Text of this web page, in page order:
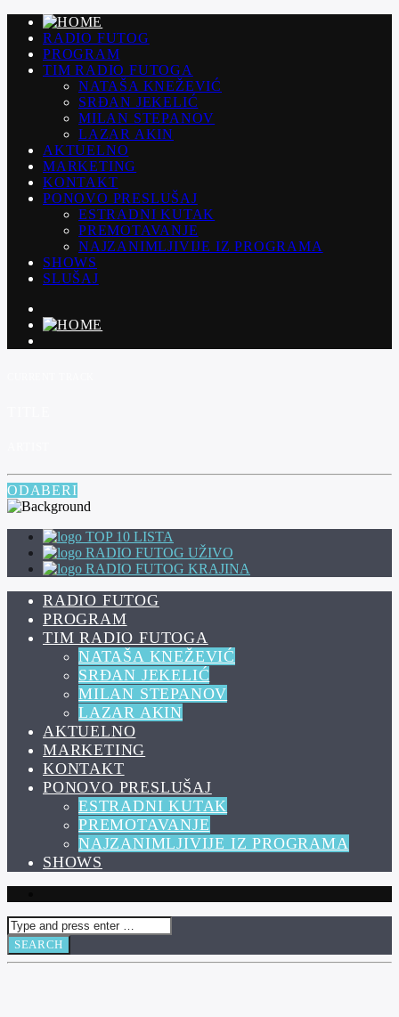
RADIO FUTOG
PROGRAM
TIM RADIO FUTOGA
NATAŠA KNEŽEVIĆ
SRĐAN JEKELIĆ
MILAN STEPANOV
LAZAR AKIN
AKTUELNO
MARKETING
KONTAKT
PONOVO PRESLUŠAJ
ESTRADNI KUTAK
PREMOTAVANJE
NAJZANIMLJIVIJE IZ PROGRAMA
SHOWS
SLUŠAJ
ODABERI
TOP 10 LISTA
RADIO FUTOG UŽIVO
RADIO FUTOG KRAJINA
RADIO FUTOG
PROGRAM
TIM RADIO FUTOGA
NATAŠA KNEŽEVIĆ
SRĐAN JEKELIĆ
MILAN STEPANOV
LAZAR AKIN
AKTUELNO
MARKETING
KONTAKT
PONOVO PRESLUŠAJ
ESTRADNI KUTAK
PREMOTAVANJE
NAJZANIMLJIVIJE IZ PROGRAMA
SHOWS